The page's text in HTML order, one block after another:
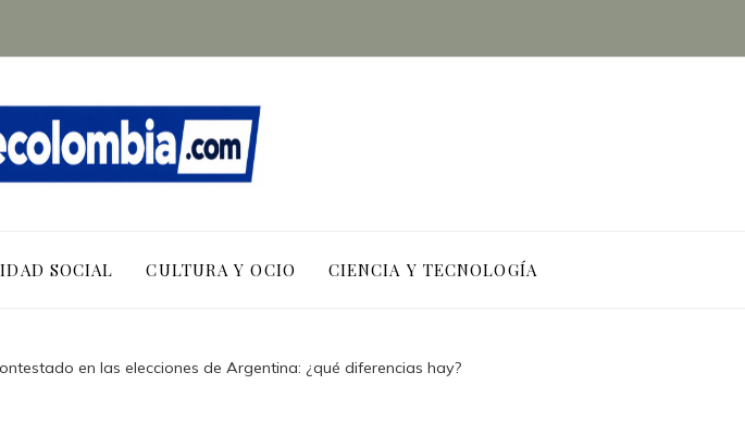
SOCIAL CULTURA Y OCIO CIENCIA Y TECNOLOGÍA
en las elecciones de Argentina: ¿qué diferencias hay?